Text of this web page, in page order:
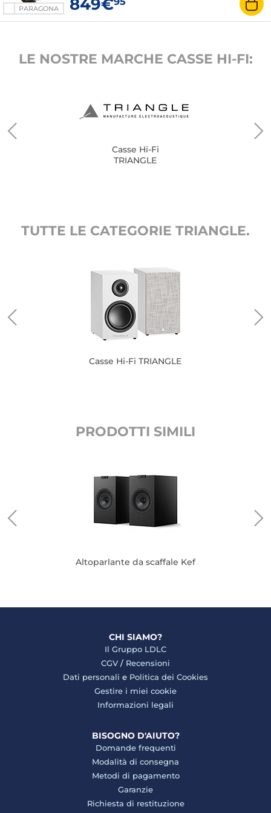
PARAGONA 849€
LE NOSTRE MARCHE CASSE HI-FI:
Casse Hi-Fi
TRIANGLE
TUTTE LE CATEGORIE TRIANGLE.
Casse Hi-Fi TRIANGLE
PRODOTTI SIMILI
Altoparlante da scaffale Kef
CHI SIAMO?
Il Gruppo LDLC
CGV / Recensioni
Dati personali e Politica dei Cookies
Gestire i miei cookie
Informazioni legali
BISOGNO D'AIUTO?
Domande frequenti
Modalità di consegna
Metodi di pagamento
Garanzie
Richiesta di restituzione